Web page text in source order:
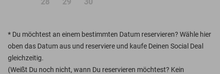
* Du möchtest an einem bestimmten Datum reservieren? Wähle hier
oben das Datum aus und reserviere und kaufe Deinen Social Deal
gleichzeitig.
(Weißt Du noch nicht, wann Du reservieren möchtest? Kein